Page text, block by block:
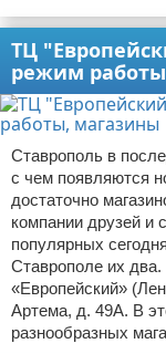
ТЦ
режим
Ставрополь в
с чем появляются
достаточно
компании друзей и
популярных
Ставрополе их
«Европейский»
Артема, д. 49А. В
разнообразных